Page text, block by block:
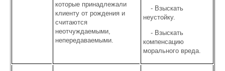
которые принадлежали
клиенту от рождения и
считаются
неотчуждаемыми,
непередаваемыми.
- Взыскать
неустойку.
- Взыскать
компенсацию
морального вреда.